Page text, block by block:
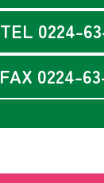
TEL 0224-
FAX 0224-